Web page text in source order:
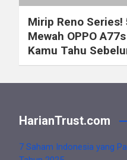
Mirip Reno Series!
Mewah OPPO
Kamu Tahu
HarianTrust.com
7 Saham Indonesia yang